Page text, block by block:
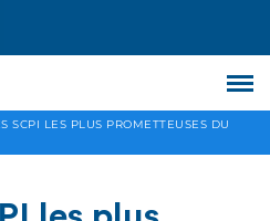
SCPI LES PLUS PROMETTEUSES DU